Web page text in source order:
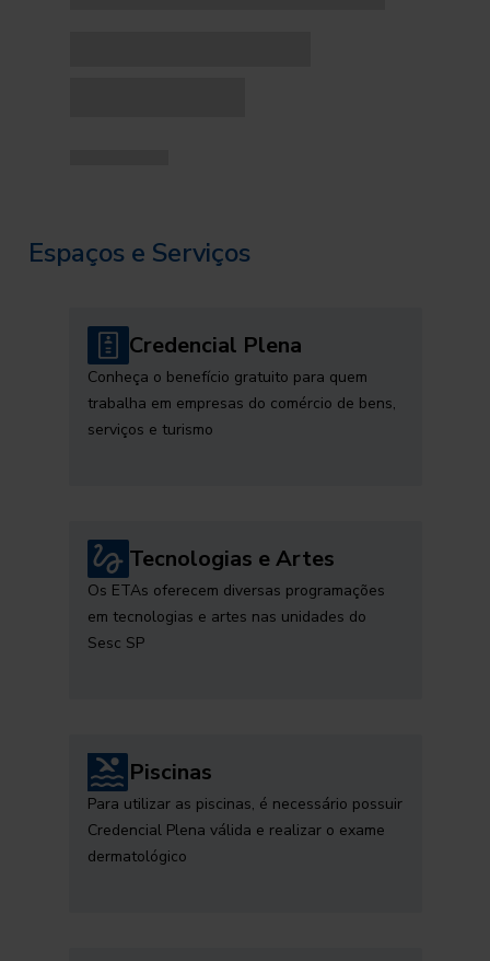
Espaços e Serviços
Credencial Plena
Conheça o benefício gratuito para quem
trabalha em empresas do comércio de bens,
serviços e turismo
Tecnologias e Artes
Os ETAs oferecem diversas programações
em tecnologias e artes nas unidades do
Sesc SP
Piscinas
Para utilizar as piscinas, é necessário possuir
Credencial Plena válida e realizar o exame
dermatológico